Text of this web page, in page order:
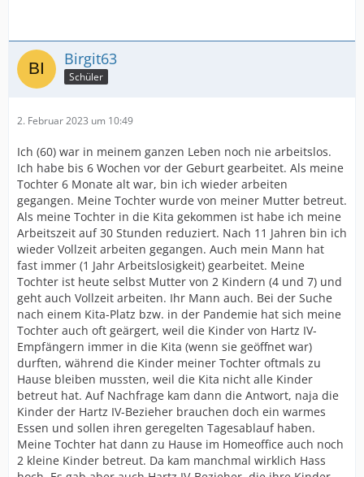
Birgit63
Schüler
2. Februar 2023 um 10:49
Ich (60) war in meinem ganzen Leben noch nie arbeitslos.
Ich habe bis 6 Wochen vor der Geburt gearbeitet. Als meine
Tochter 6 Monate alt war, bin ich wieder arbeiten
gegangen. Meine Tochter wurde von meiner Mutter betreut.
Als meine Tochter in die Kita gekommen ist habe ich meine
Arbeitszeit auf 30 Stunden reduziert. Nach 11 Jahren bin ich
wieder Vollzeit arbeiten gegangen. Auch mein Mann hat
fast immer (1 Jahr Arbeitslosigkeit) gearbeitet. Meine
Tochter ist heute selbst Mutter von 2 Kindern (4 und 7) und
geht auch Vollzeit arbeiten. Ihr Mann auch. Bei der Suche
nach einem Kita-Platz bzw. in der Pandemie hat sich meine
Tochter auch oft geärgert, weil die Kinder von Hartz IV-
Empfängern immer in die Kita (wenn sie geöffnet war)
durften, während die Kinder meiner Tochter oftmals zu
Hause bleiben mussten, weil die Kita nicht alle Kinder
betreut hat. Auf Nachfrage kam dann die Antwort, naja die
Kinder der Hartz IV-Bezieher brauchen doch ein warmes
Essen und sollen ihren geregelten Tagesablauf haben.
Meine Tochter hat dann zu Hause im Homeoffice auch noch
2 kleine Kinder betreut. Da kam manchmal wirklich Hass